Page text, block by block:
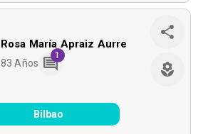
Rosa María Apraiz Aurre
83 Años
1
Bilbao